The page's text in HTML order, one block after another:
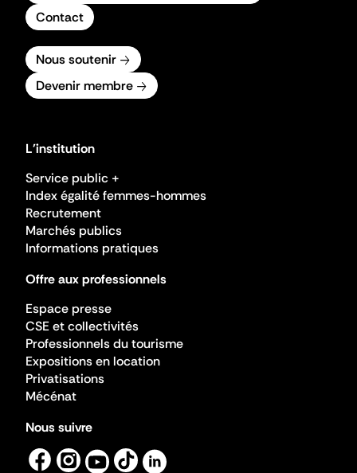
Contact
Nous soutenir
Devenir membre
L'institution
Service public +
Index égalité femmes-hommes
Recrutement
Marchés publics
Informations pratiques
Offre aux professionnels
Espace presse
CSE et collectivités
Professionnels du tourisme
Expositions en location
Privatisations
Mécénat
Nous suivre